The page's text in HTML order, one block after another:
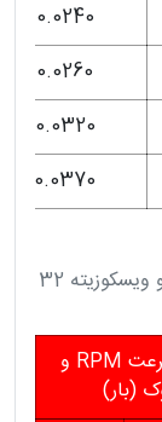
0.0240
0.0260
0.0320
0.0370
کمترین فشار پر کن بر حسب سرعت RPM و ویسکوزیته 32
کمترین فشار پر کن بر حسب سرعت RPM و